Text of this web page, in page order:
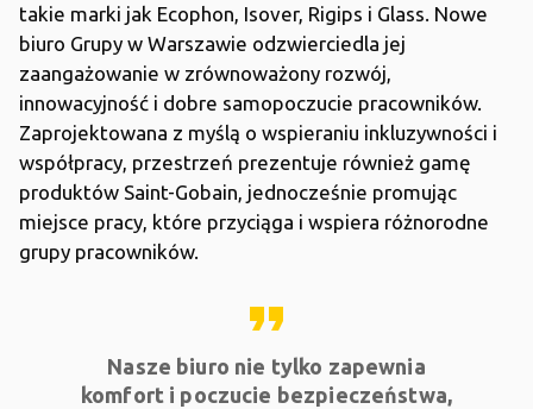
takie marki jak Ecophon, Isover, Rigips i Glass. Nowe
biuro Grupy w Warszawie odzwierciedla jej
zaangażowanie w zrównoważony rozwój,
innowacyjność i dobre samopoczucie pracowników.
Zaprojektowana z myślą o wspieraniu inkluzywności i
współpracy, przestrzeń prezentuje również gamę
produktów Saint-Gobain, jednocześnie promując
miejsce pracy, które przyciąga i wspiera różnorodne
grupy pracowników.
format_quote
Nasze biuro nie tylko zapewnia
komfort i poczucie bezpieczeństwa,